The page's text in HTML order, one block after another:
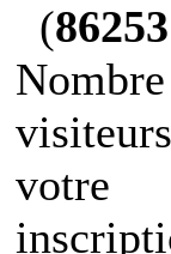
(86253
votre